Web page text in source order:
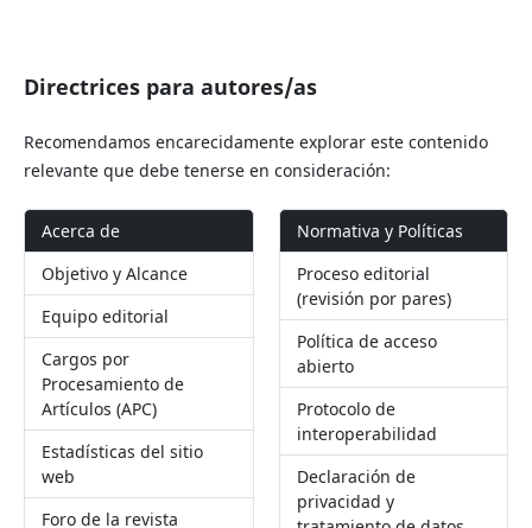
Directrices para autores/as
Recomendamos encarecidamente explorar este contenido
relevante que debe tenerse en consideración:
Acerca de
Objetivo y Alcance
Equipo editorial
Cargos por
Procesamiento de
Artículos (APC)
Estadísticas del sitio
web
Foro de la revista
Normativa y Políticas
Proceso editorial
(revisión por pares)
Política de acceso
abierto
Protocolo de
interoperabilidad
Declaración de
privacidad y